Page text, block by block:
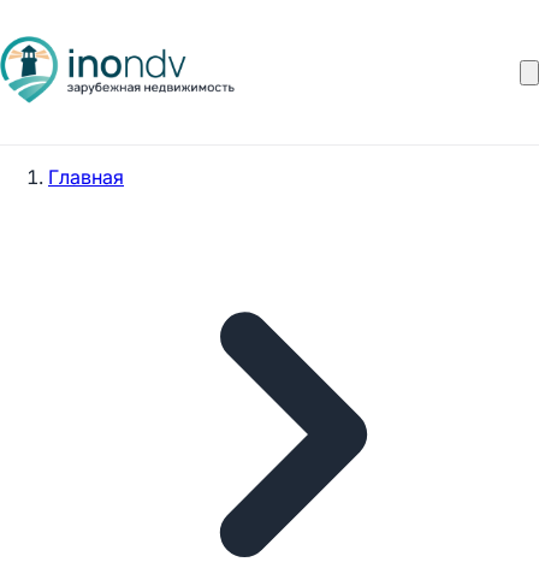
Главная